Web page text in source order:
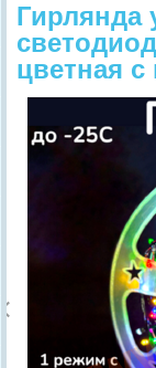
Гирлянда
цветная